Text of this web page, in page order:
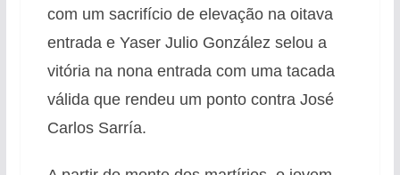
com um sacrifício de elevação na oitava
entrada e Yaser Julio González selou a
vitória na nona entrada com uma tacada
válida que rendeu um ponto contra José
Carlos Sarría.